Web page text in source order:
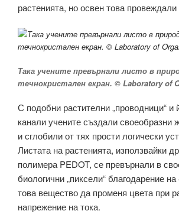
растенията, но освен това провеждали
Така учените превърнали листо в
течнокристален екран. © Laboratory of
С подобни растителни „проводници“ и
канали учените създали своеобразни
и сглобили от тях прости логически
Листата на растенията, използвайки
полимера PEDOT, се превърнали в
биологични „пиксели“ благодарение
това вещество да променя цвета при
напрежение на тока.